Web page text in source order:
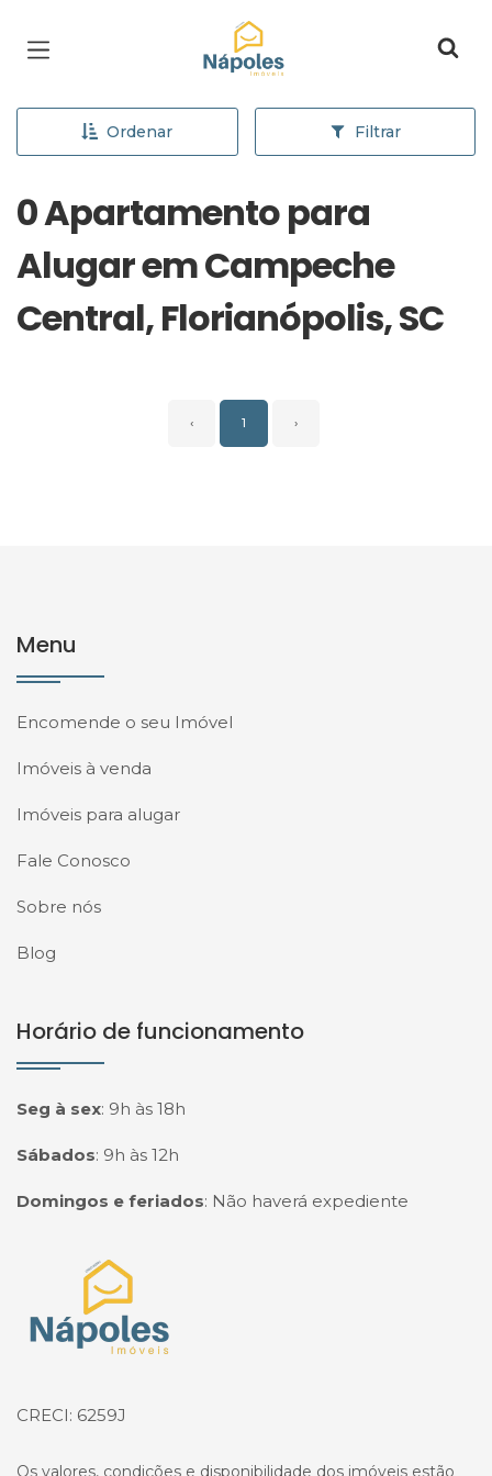
Página inicial
Ordenar Filtrar
0 Apartamento para
Alugar em Campeche
Central, Florianópolis, SC
‹ 1 ›
Menu
Encomende o seu Imóvel
Imóveis à venda
Imóveis para alugar
Fale Conosco
Sobre nós
Blog
Horário de funcionamento
Seg à sex: 9h às 18h
Sábados: 9h às 12h
Domingos e feriados: Não haverá expediente
Página inicial
CRECI: 6259J
Os valores, condições e disponibilidade dos imóveis estão